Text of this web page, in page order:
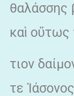
θαλάσσης
καὶ οὕτως
τιον
τε